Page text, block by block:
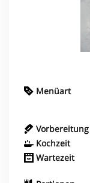
Menüart
Vorbereitung
Kochzeit
Wartezeit